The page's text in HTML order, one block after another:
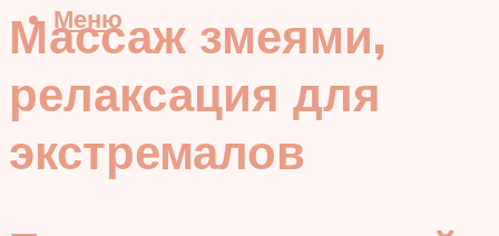
Меню
Массаж змеями,
релаксация для
экстремалов